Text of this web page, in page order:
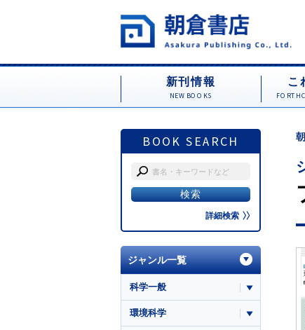
新刊情報
NEW BOOKS
こ
BOOK SEARCH
詳細検索
ジャンル一覧
科学一般
環境科学